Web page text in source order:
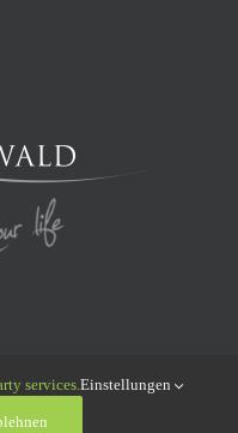
Reserved |
services.Einstellungen